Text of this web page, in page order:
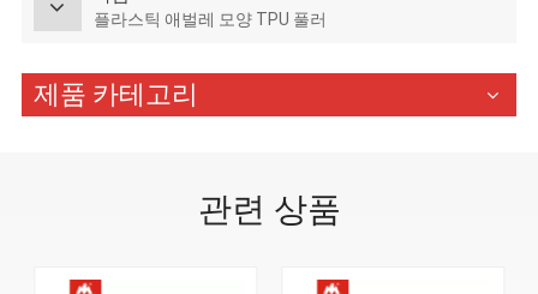
플라스틱 애벌레 모양 TPU 풀러
제품 카테고리
관련 상품